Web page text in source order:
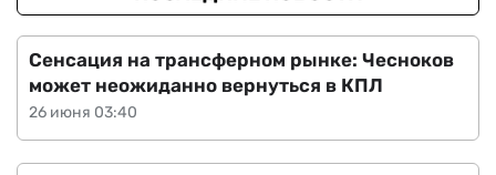
26 июня 03:40
Сенсация на трансферном рынке: Чесноков
может неожиданно вернуться в КПЛ